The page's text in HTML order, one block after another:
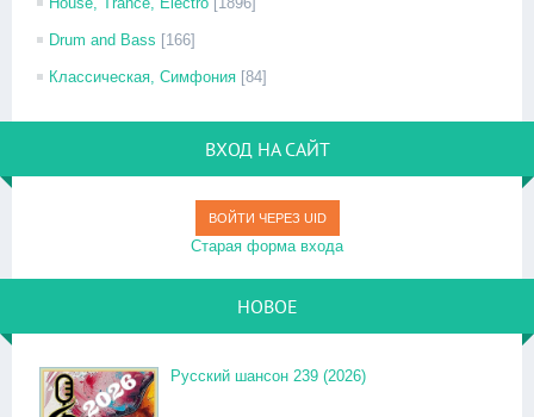
Drum and Bass [166]
Классическая, Симфония [84]
ВХОД НА САЙТ
ВОЙТИ ЧЕРЕЗ UID
Старая форма входа
НОВОЕ
Русский шансон 239 (2026)